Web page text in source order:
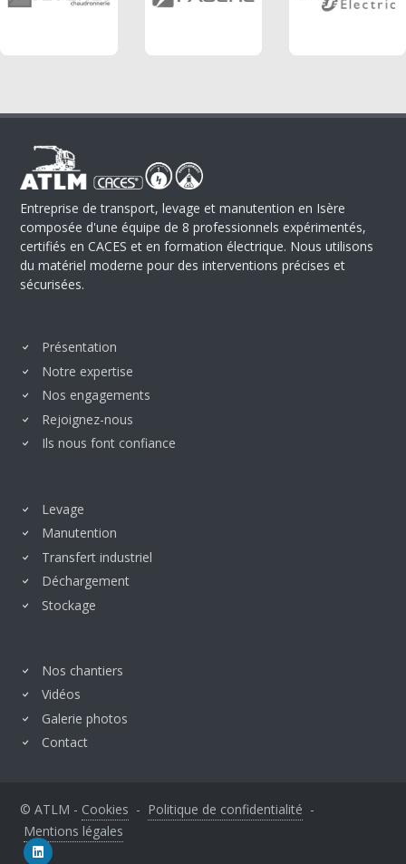
Entreprise de transport, levage et manutention en Isère
composée d'une équipe de 8 professionnels expérimentés,
certifiés en CACES et en formation électrique. Nous utilisons
du matériel moderne pour des interventions précises et
sécurisées.
Présentation
Notre expertise
Nos engagements
Rejoignez-nous
Ils nous font confiance
Levage
Manutention
Transfert industriel
Déchargement
Stockage
Nos chantiers
Vidéos
Galerie photos
Contact
© ATLM - Cookies - Politique de confidentialité -
Mentions légales